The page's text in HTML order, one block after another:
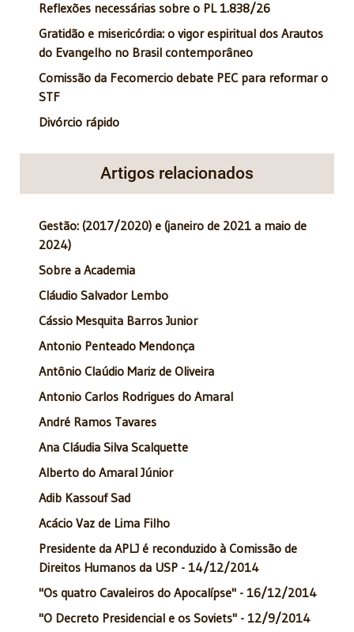
Reflexões necessárias sobre o PL 1.838/26
Gratidão e misericórdia: o vigor espiritual dos Arautos
do Evangelho no Brasil contemporâneo
Comissão da Fecomercio debate PEC para reformar o
STF
Divórcio rápido
Artigos relacionados
Gestão: (2017/2020) e (janeiro de 2021 a maio de
2024)
Sobre a Academia
Cláudio Salvador Lembo
Cássio Mesquita Barros Junior
Antonio Penteado Mendonça
Antônio Claúdio Mariz de Oliveira
Antonio Carlos Rodrigues do Amaral
André Ramos Tavares
Ana Cláudia Silva Scalquette
Alberto do Amaral Júnior
Adib Kassouf Sad
Acácio Vaz de Lima Filho
Presidente da APLJ é reconduzido à Comissão de
Direitos Humanos da USP - 14/12/2014
"Os quatro Cavaleiros do Apocalípse" - 16/12/2014
"O Decreto Presidencial e os Soviets" - 12/9/2014